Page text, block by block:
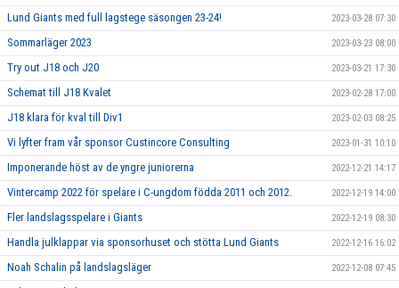
Lund Giants med full lagstege säsongen 23-24! 2023-03-28 07:30
Sommarläger 2023 2023-03-23 08:00
Try out J18 och J20 2023-03-21 17:30
Schemat till J18 Kvalet 2023-02-28 17:00
J18 klara för kval till Div1 2023-02-03 08:25
Vi lyfter fram vår sponsor Custincore Consulting 2023-01-31 10:10
Imponerande höst av de yngre juniorerna 2022-12-21 14:17
Vintercamp 2022 för spelare i C-ungdom födda 2011 och 2012. 2022-12-19 14:00
Fler landslagsspelare i Giants 2022-12-19 08:30
Handla julklappar via sponsorhuset och stötta Lund Giants 2022-12-16 16:02
Noah Schalin på landslagsläger 2022-12-08 07:45